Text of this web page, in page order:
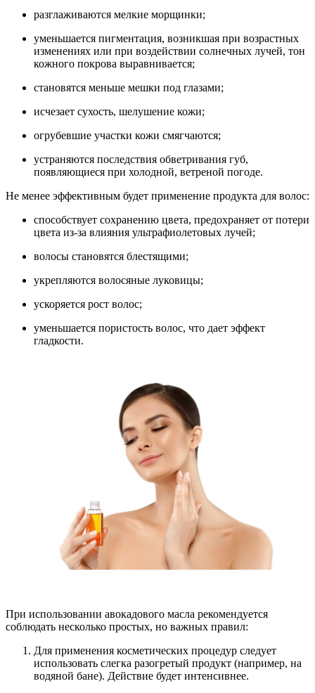
разглаживаются мелкие морщинки;
уменьшается пигментация, возникшая при возрастных
изменениях или при воздействии солнечных лучей, тон
кожного покрова выравнивается;
становятся меньше мешки под глазами;
исчезает сухость, шелушение кожи;
огрубевшие участки кожи смягчаются;
устраняются последствия обветривания губ,
появляющиеся при холодной, ветреной погоде.
Не менее эффективным будет применение продукта для волос:
способствует сохранению цвета, предохраняет от потери
цвета из-за влияния ультрафиолетовых лучей;
волосы становятся блестящими;
укрепляются волосяные луковицы;
ускоряется рост волос;
уменьшается пористость волос, что дает эффект
гладкости.
При использовании авокадового масла рекомендуется
соблюдать несколько простых, но важных правил:
Для применения косметических процедур следует
использовать слегка разогретый продукт (например, на
водяной бане). Действие будет интенсивнее.